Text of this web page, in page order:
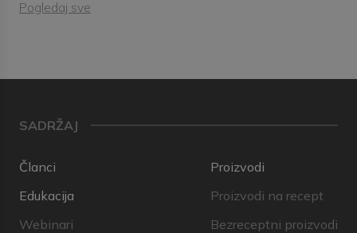
Pogledaj sve
SADRŽAJ
Članci
Edukacija
Webinari
Proizvodi
Proizvodi na recept
Bezreceptni proizvodi